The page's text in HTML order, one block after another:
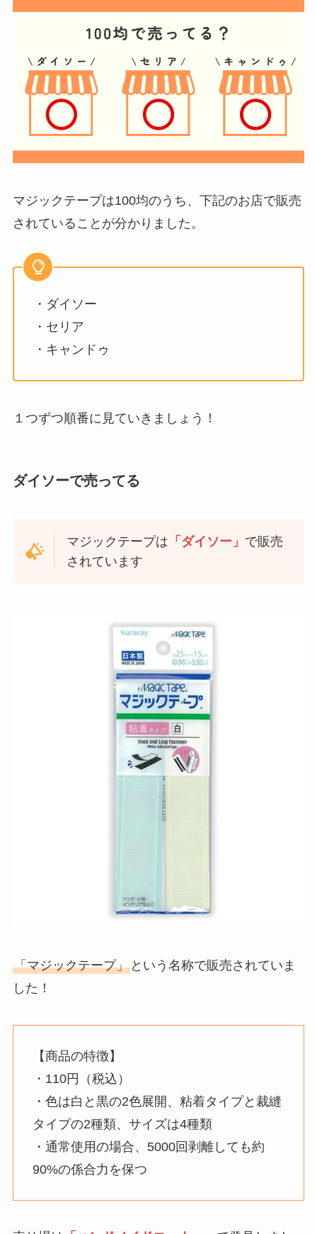
マジックテープは100均のうち、下記のお店で販売
されていることが分かりました。
・ダイソー
・セリア
・キャンドゥ
１つずつ順番に見ていきましょう！
ダイソーで売ってる
マジックテープは 「ダイソー」 で販売
されています
「マジックテープ」という名称で販売されていま
した！
【商品の特徴】
・110円（税込）
・色は白と黒の2色展開、粘着タイプと裁縫
タイプの2種類、サイズは4種類
・通常使用の場合、5000回剥離しても約
90%の係合力を保つ